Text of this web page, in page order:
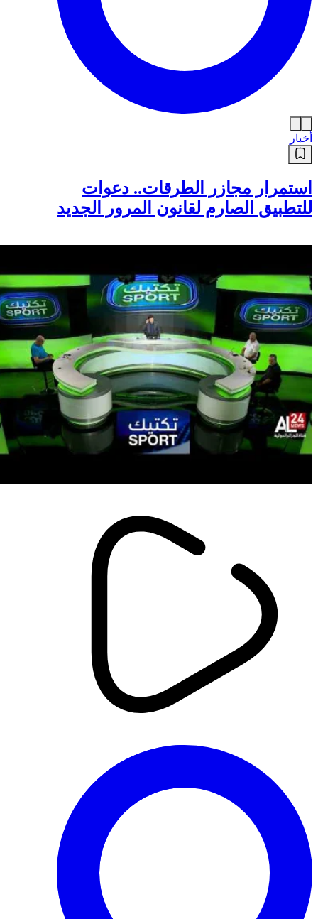
أخبار
استمرار مجازر الطرقات.. دعوات
للتطبيق الصارم لقانون المرور الجديد